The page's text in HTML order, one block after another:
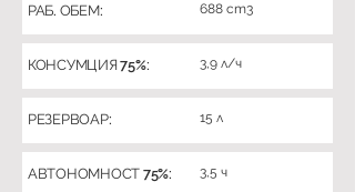
РАБ. ОБЕМ: 688 cm3
КОНСУМЦИЯ 75%: 3,9 л/ч
РЕЗЕРВОАР: 15 л
АВТОНОМНОСТ 75%: 3,5 ч